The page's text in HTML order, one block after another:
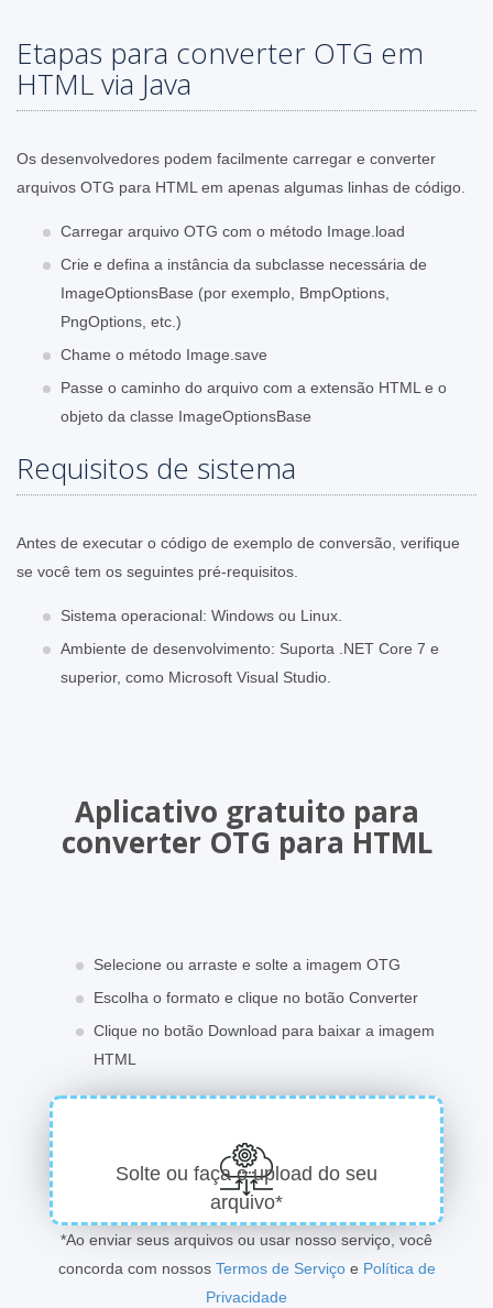
Etapas para converter OTG em
HTML via Java
Os desenvolvedores podem facilmente carregar e converter
arquivos OTG para HTML em apenas algumas linhas de código.
Carregar arquivo OTG com o método Image.load
Crie e defina a instância da subclasse necessária de
ImageOptionsBase (por exemplo, BmpOptions,
PngOptions, etc.)
Chame o método Image.save
Passe o caminho do arquivo com a extensão HTML e o
objeto da classe ImageOptionsBase
Requisitos de sistema
Antes de executar o código de exemplo de conversão, verifique
se você tem os seguintes pré-requisitos.
Sistema operacional: Windows ou Linux.
Ambiente de desenvolvimento: Suporta .NET Core 7 e
superior, como Microsoft Visual Studio.
Aplicativo gratuito para
converter OTG para HTML
Selecione ou arraste e solte a imagem OTG
Escolha o formato e clique no botão Converter
Clique no botão Download para baixar a imagem
HTML
Solte ou faça o upload do seu
arquivo*
*Ao enviar seus arquivos ou usar nosso serviço, você
concorda com nossos Termos de Serviçoe Política de
Privacidade